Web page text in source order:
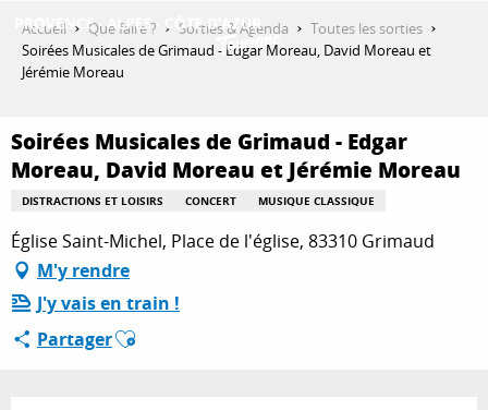
contenu
QUE FAIRE ?
SÉJOURNER
ESPACE PRO
Accueil Que faire ? Sorties & Agenda
Toutes les sorties
Soirées Musicales de Grimaud - Edgar Moreau, David Moreau et
Jérémie Moreau
Soirées Musicales de Grimaud - Edgar
Moreau, David Moreau et Jérémie Moreau
DISTRACTIONS ET LOISIRS CONCERT MUSIQUE CLASSIQUE
Église Saint-Michel, Place de l'église, 83310 Grimaud
M'y rendre
J'y vais en train !
PartagerAjouter aux favoris